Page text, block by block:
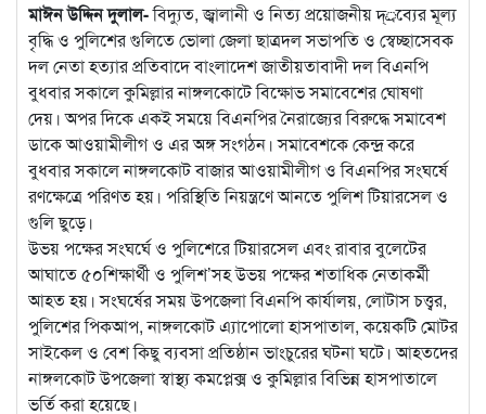
মাঈন উদ্দিন দুলাল-বিদ্যুত, জ্বালানী ও নিত্য প্রয়োজনীয় দ্্রব্যের মূল্য
বৃদ্ধি ও পুলিশের গুলিতে ভোলা জেলা ছাত্রদল সভাপতি ও স্বেচ্ছাসেবক
দল নেতা হত্যার প্রতিবাদে বাংলাদেশ জাতীয়তাবাদী দল বিএনপি
বুধবার সকালে কুমিল্লার নাঙ্গলকোটে বিক্ষোভ সমাবেশের ঘোষণা
দেয়। অপর দিকে একই সময়ে বিএনপির নৈরাজ্যের বিরুদ্ধে সমাবেশ
ডাকে আওয়ামীলীগ ও এর অঙ্গ সংগঠন। সমাবেশকে কেন্দ্র করে
বুধবার সকালে নাঙ্গলকোট বাজার আওয়ামীলীগ ও বিএনপির সংঘর্ষে
রণক্ষেত্রে পরিণত হয়। পরিস্থিতি নিয়ন্ত্রণে আনতে পুলিশ টিয়ারসেল ও
গুলি ছুড়ে।
উভয় পক্ষের সংঘর্ঘে ও পুলিশেরে টিয়ারসেল এবং রাবার বুলেটের
আঘাতে ৫০শিক্ষার্থী ও পুলিশ’সহ উভয় পক্ষের শতাধিক নেতাকর্মী
আহত হয়। সংঘর্ষের সময় উপজেলা বিএনপি কার্যালয়, লোটাস চত্ত্বর,
পুলিশের পিকআপ, নাঙ্গলকোট এ্যাপোলো হাসপাতাল, কয়েকটি মোটর
সাইকেল ও বেশ কিছু ব্যবসা প্রতিষ্ঠান ভাংচুরের ঘটনা ঘটে। আহতদের
নাঙ্গলকোট উপজেলা স্বাস্থ্য কমপ্লেক্স ও কুমিল্লার বিভিন্ন হাসপাতালে
ভর্তি করা হয়েছে।